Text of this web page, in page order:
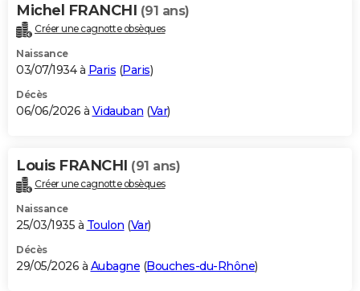
Carte de Noël
Carte Bonne année
Carte Saint-Valentin
Carte Pâques
Carte d'anniversaire
DICTIONNAIRE
Dictionnaire
Biographies
Citations
Expressions
Proverbes
PROGRAMME TV
S'inscrire
Se connecter
Lycées
Collèges
Primaires
Universités
Entreprises
Service militaire
Avis de recherche
AVIS DE DÉCÈS
Bricolage
Lifestyle
Culture
Sport
Auto
Television
Voyage
Cinema
Michel FRANCHI (91 ans)
Créer une cagnotte obsèques
Naissance
03/07/1934 à Paris (Paris)
Décès
06/06/2026 à Vidauban (Var)
Louis FRANCHI (91 ans)
Créer une cagnotte obsèques
Naissance
25/03/1935 à Toulon (Var)
Décès
29/05/2026 à Aubagne (Bouches-du-Rhône)